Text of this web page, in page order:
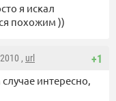
я искал
похожим ))
+1
, url
интересно,